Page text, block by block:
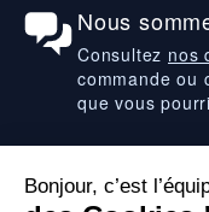
Nous
Consultez nos
commande ou
que vous